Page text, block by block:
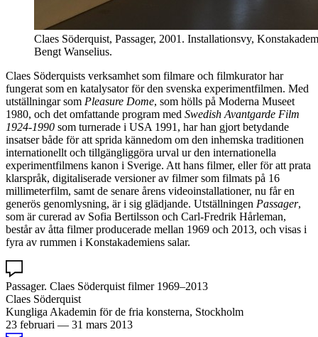
Claes Söderquist, Passager, 2001. Installationsvy,
Bengt Wanselius.
Claes Söderquists verksamhet som filmare och filmkurator har
fungerat som en katalysator för den svenska experimentfilmen. Med
utställningar som Pleasure Dome, som hölls på Moderna Museet
1980, och det omfattande program med Swedish Avantgarde Film
1924-1990 som turnerade i USA 1991, har han gjort betydande
insatser både för att sprida kännedom om den inhemska traditionen
internationellt och tillgängliggöra urval ur den internationella
experimentfilmens kanon i Sverige. Att hans filmer, eller för att prata
klarspråk, digitaliserade versioner av filmer som filmats på 16
millimeterfilm, samt de senare årens videoinstallationer, nu får en
generös genomlysning, är i sig glädjande. Utställningen Passager,
som är curerad av Sofia Bertilsson och Carl-Fredrik Hårleman,
består av åtta filmer producerade mellan 1969 och 2013, och visas i
fyra av rummen i Konstakademiens salar.
Passager. Claes Söderquist filmer 1969–2013
Claes Söderquist
Kungliga Akademin för de fria konsterna, Stockholm
23 februari — 31 mars 2013